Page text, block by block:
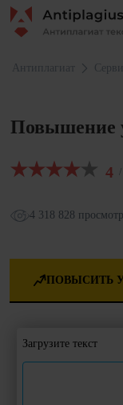
Антиплагиат
Повышение
4
4 318 828
ПОВЫСИТЬ
Загрузите текст